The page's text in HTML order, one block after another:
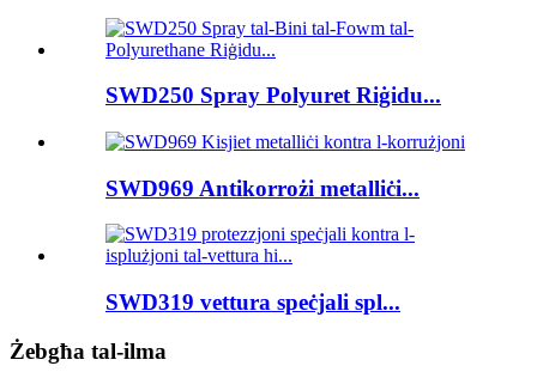
SWD250 Spray Polyuret Riġidu...
SWD969 Antikorrożi metalliċi...
SWD319 vettura speċjali spl...
Żebgħa tal-ilma